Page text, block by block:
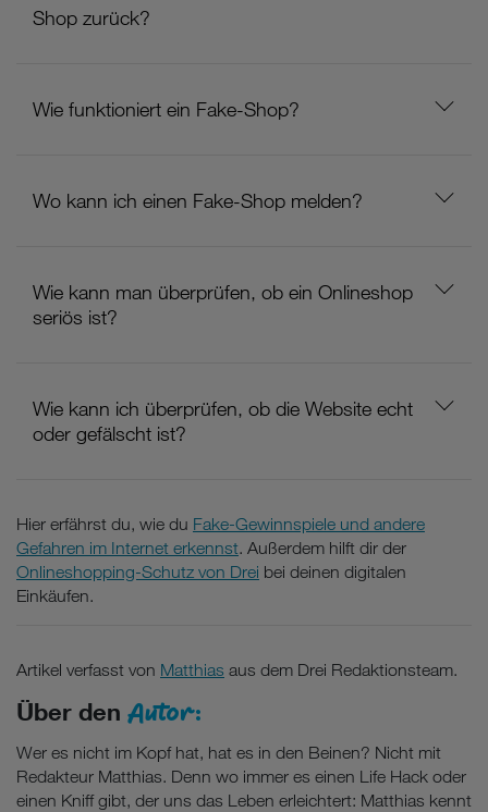
Shop zurück?
Wie funktioniert ein Fake-Shop?
Wo kann ich einen Fake-Shop melden?
Wie kann man überprüfen, ob ein Onlineshop
seriös ist?
Wie kann ich überprüfen, ob die Website echt
oder gefälscht ist?
Hier erfährst du, wie du Fake-Gewinnspiele und andere
Gefahren im Internet erkennst. Außerdem hilft dir der
Onlineshopping-Schutz von Drei bei deinen digitalen
Einkäufen.
Artikel verfasst von Matthias aus dem Drei Redaktionsteam.
Über den Autor:
Wer es nicht im Kopf hat, hat es in den Beinen? Nicht mit
Redakteur Matthias. Denn wo immer es einen Life Hack oder
einen Kniff gibt, der uns das Leben erleichtert: Matthias kennt